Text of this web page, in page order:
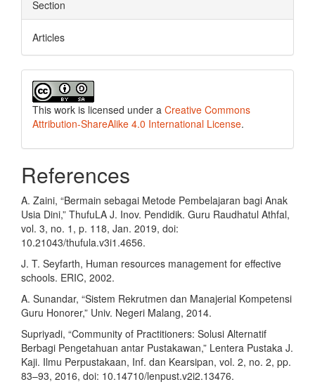
Section
Articles
This work is licensed under a Creative Commons
Attribution-ShareAlike 4.0 International License.
References
A. Zaini, “Bermain sebagai Metode Pembelajaran bagi Anak
Usia Dini,” ThufuLA J. Inov. Pendidik. Guru Raudhatul Athfal,
vol. 3, no. 1, p. 118, Jan. 2019, doi:
10.21043/thufula.v3i1.4656.
J. T. Seyfarth, Human resources management for effective
schools. ERIC, 2002.
A. Sunandar, “Sistem Rekrutmen dan Manajerial Kompetensi
Guru Honorer,” Univ. Negeri Malang, 2014.
Supriyadi, “Community of Practitioners: Solusi Alternatif
Berbagi Pengetahuan antar Pustakawan,” Lentera Pustaka J.
Kaji. Ilmu Perpustakaan, Inf. dan Kearsipan, vol. 2, no. 2, pp.
83–93, 2016, doi: 10.14710/lenpust.v2i2.13476.